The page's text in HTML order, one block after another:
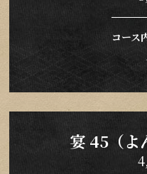
コース
宴 45（よ